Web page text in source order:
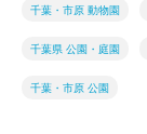
千葉・市原 動物園
千葉県 公園・庭園
千葉・市原 公園